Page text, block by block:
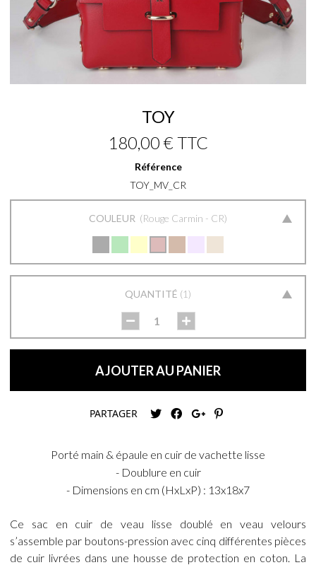
TOY
180,00 € TTC
Référence
TOY_MV_CR
COULEUR Rouge Carmin - CR
QUANTITÉ 1
AJOUTER AU PANIER
PARTAGER
Porté main & épaule en cuir de vachette lisse
- Doublure en cuir
- Dimensions en cm (HxLxP) : 13x18x7
Ce sac en cuir de veau lisse doublé en veau velours
s’assemble par boutons-pression avec cinq différentes pièces
de cuir livrées dans une housse de protection en coton. La